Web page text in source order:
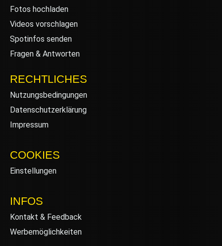
Fotos hochladen
Videos vorschlagen
Spotinfos senden
Fragen & Antworten
RECHTLICHES
Nutzungsbedingungen
Datenschutzerklärung
Impressum
COOKIES
Einstellungen
INFOS
Kontakt & Feedback
Werbemöglichkeiten